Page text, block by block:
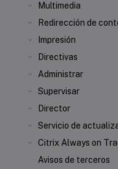
Multimedia
Redirección de
Impresión
Directivas
Administrar
Supervisar
Director
Servicio de
Citrix Always on
Avisos de terceros